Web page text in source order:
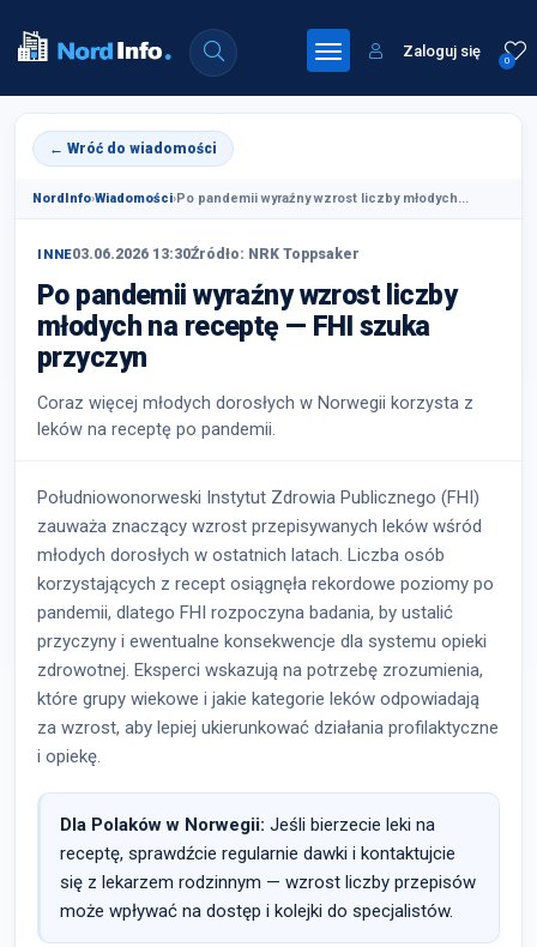
0
Zaloguj się
← Wróć do wiadomości
NordInfo›Wiadomości›Po pandemii wyraźny wzrost liczby młodych...
INNE03.06.2026 13:30Źródło: NRK Toppsaker
Po pandemii wyraźny wzrost liczby
młodych na receptę — FHI szuka
przyczyn
Coraz więcej młodych dorosłych w Norwegii korzysta z
leków na receptę po pandemii.
Południowonorweski Instytut Zdrowia Publicznego (FHI)
zauważa znaczący wzrost przepisywanych leków wśród
młodych dorosłych w ostatnich latach. Liczba osób
korzystających z recept osiągnęła rekordowe poziomy po
pandemii, dlatego FHI rozpoczyna badania, by ustalić
przyczyny i ewentualne konsekwencje dla systemu opieki
zdrowotnej. Eksperci wskazują na potrzebę zrozumienia,
które grupy wiekowe i jakie kategorie leków odpowiadają
za wzrost, aby lepiej ukierunkować działania profilaktyczne
i opiekę.
Dla Polaków w Norwegii: Jeśli bierzecie leki na
receptę, sprawdźcie regularnie dawki i kontaktujcie
się z lekarzem rodzinnym — wzrost liczby przepisów
może wpływać na dostęp i kolejki do specjalistów.